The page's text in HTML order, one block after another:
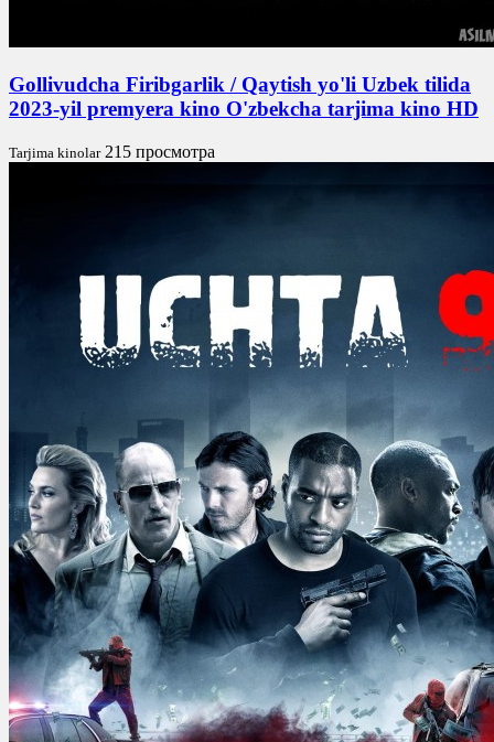
Gollivudcha Firibgarlik / Qaytish yo'li Uzbek tilida
2023-yil premyera kino O'zbekcha tarjima kino HD
Tarjima kinolar 215 просмотра